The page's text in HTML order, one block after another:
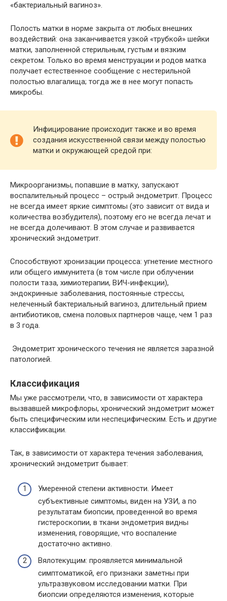
«бактериальный вагиноз».
Полость матки в норме закрыта от любых внешних
воздействий: она заканчивается узкой «трубкой» шейки
матки, заполненной стерильным, густым и вязким
секретом. Только во время менструации и родов матка
получает естественное сообщение с нестерильной
полостью влагалища; тогда же в нее могут попасть
микробы.
Инфицирование происходит также и во время
создания искусственной связи между полостью
матки и окружающей средой при:
Микроорганизмы, попавшие в матку, запускают
воспалительный процесс – острый эндометрит. Процесс
не всегда имеет яркие симптомы (это зависит от вида и
количества возбудителя), поэтому его не всегда лечат и
не всегда долечивают. В этом случае и развивается
хронический эндометрит.
Способствуют хронизации процесса: угнетение местного
или общего иммунитета (в том числе при облучении
полости таза, химиотерапии, ВИЧ-инфекции),
эндокринные заболевания, постоянные стрессы,
нелеченный бактериальный вагиноз, длительный прием
антибиотиков, смена половых партнеров чаще, чем 1 раз
в 3 года.
Эндометрит хронического течения не является заразной
патологией.
Классификация
Мы уже рассмотрели, что, в зависимости от характера
вызвавшей микрофлоры, хронический эндометрит может
быть специфическим или неспецифическим. Есть и другие
классификации.
Так, в зависимости от характера течения заболевания,
хронический эндометрит бывает:
Умеренной степени активности. Имеет
субъективные симптомы, виден на УЗИ, а по
результатам биопсии, проведенной во время
гистероскопии, в ткани эндометрия видны
изменения, говорящие, что воспаление
достаточно активно.
Вялотекущим: проявляется минимальной
симптоматикой, его признаки заметны при
ультразвуковом исследовании матки. При
биопсии определяются изменения, которые